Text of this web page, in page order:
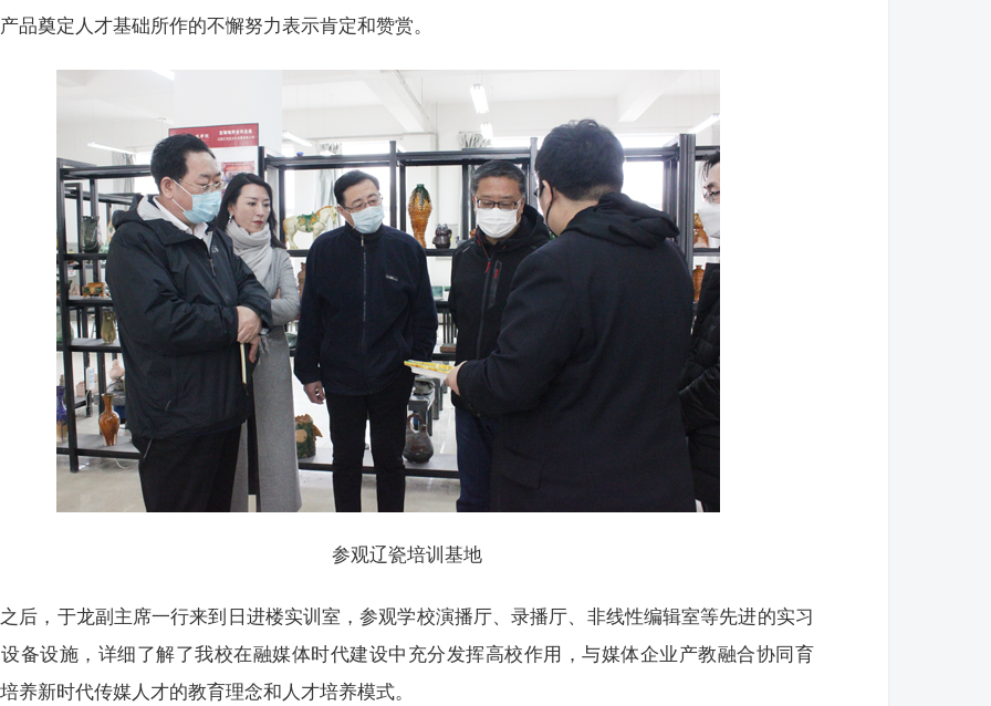
品奠定人才基础所作的不懈努力表示肯定和赞赏。
参观辽瓷培训基地
之后，于龙副主席一行来到日进楼实训室，参观学校演播厅、录播厅、非线性编辑室等先进的实习
备设施，详细了解了我校在融媒体时代建设中充分发挥高校作用，与媒体企业产教融合协同育
养新时代传媒人才的教育理念和人才培养模式。